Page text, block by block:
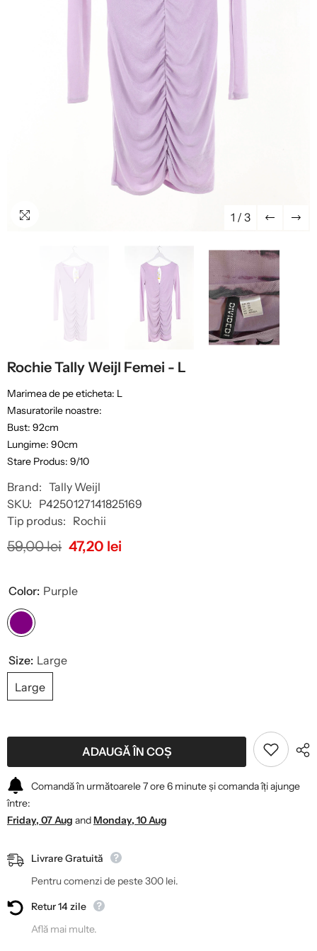
1 / 3
Rochie Tally Weijl Femei - L
Marimea de pe eticheta: L
Masuratorile noastre:
Bust: 92cm
Lungime: 90cm
Stare Produs: 9/10
Brand: Tally Weijl
SKU: P4250127141825169
Tip produs: Rochii
59,00 lei 47,20 lei
Color: Purple
Size: Large
Large
ADAUGĂ ÎN COȘ
Comandă în următoarele7ore6 minuteși comanda îți ajunge
între:
Friday, 07 Aug andMonday, 10 Aug
Livrare Gratuită
Pentru comenzi de peste 300 lei.
Retur 14 zile
Află mai multe.